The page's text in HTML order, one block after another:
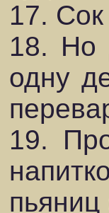
17.
18. Но
одну
19.